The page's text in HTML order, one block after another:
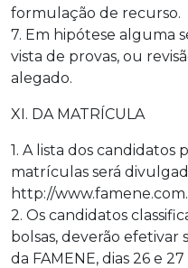
formulação de recurso.
7. Em hipótese alguma
vista de provas, ou
alegado.
XI. DA MATRÍCULA
1. A lista dos candidatos
matrículas será
http://
2. Os candidatos
bolsas, deverão efetivar
da FAMENE, dias 26 e